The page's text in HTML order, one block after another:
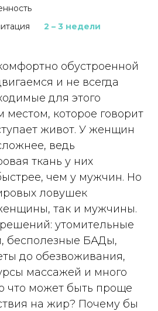
2 – 3 недели
обустроенной
и не всегда
для этого
которое говорит
живот. У женщин
ведь
ткань у них
чем у мужчин. Но
ловушек
так и мужчины.
утомительные
бесполезные БАДы,
до обезвоживания,
массажей и много
что может быть проще
на жир? Почему бы